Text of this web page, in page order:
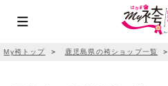
My袴トップ ＞ 鹿児島県の袴ショップ一覧 ＞